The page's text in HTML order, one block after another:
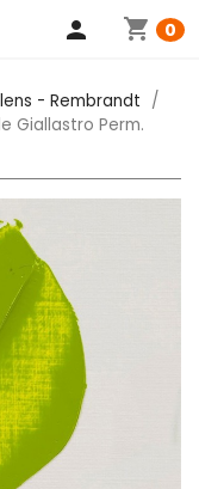
shopping_cart 0
person
- Rembrandt
Giallastro Perm.